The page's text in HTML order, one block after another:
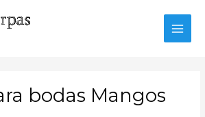
bodas Mangos